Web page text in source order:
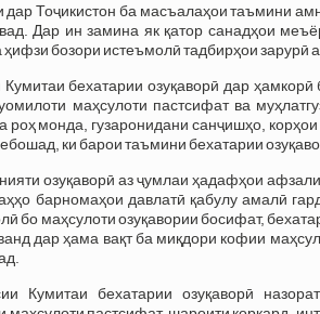
дар Тоҷикистон ба масъалаҳои таъмини
Дар ин замина як қатор санадҳои
ҳифзи бозори истеъмолӣ тадбирҳои зарурӣ
бехатарии озуқаворӣ дар ҳамкорӣ
маҳсулоти пастсифат ва
роҳ монда, гузаронидани санҷишҳо,
ки барои таъмини бехатарии
озуқаворӣ аз ҷумлаи ҳадафҳои
барномаҳои давлатӣ қабулу амалӣ
бо маҳсулоти озуқавории босифат,
дар ҳама вақт ба миқдори кофии
Кумитаи бехатарии озуқаворӣ